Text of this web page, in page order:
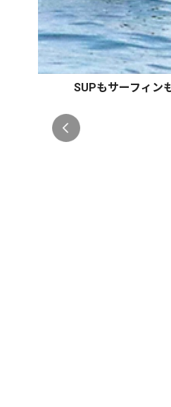
SUPもサーフィン